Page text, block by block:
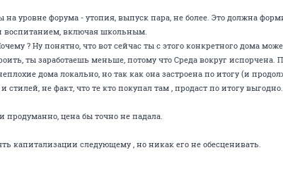
на уровне форума - утопия, выпуск пара, не более. Это должна
воспитанием, включая школьным.
? Ну понятно, что вот сейчас ты с этого конкретного дома
ты заработаешь меньше, потому что Среда вокруг
дома локально, но так как она застроена по итогу (и
стилей, не факт, что те кто покупал там , продаст по итогу
продуманно, цена бы точно не падала.
капитализации следующему , но никак его не обесценивать.